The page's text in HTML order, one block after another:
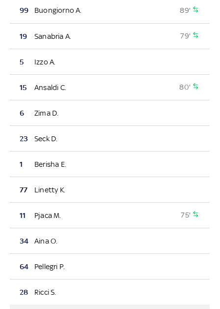
99 Buongiorno A. 89'
19 Sanabria A. 79'
5 Izzo A.
15 Ansaldi C. 80'
6 Zima D.
23 Seck D.
1 Berisha E.
77 Linetty K.
11 Pjaca M. 75'
34 Aina O.
64 Pellegri P.
28 Ricci S.